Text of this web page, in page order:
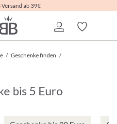
Versand ab 39€
/ Geschenke finden /
bis 5 Euro